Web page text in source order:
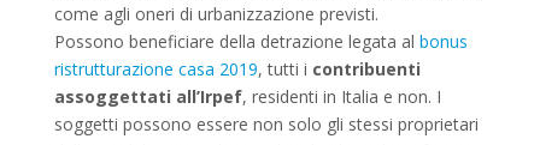
come agli oneri di urbanizzazione previsti.
Possono beneficiare della detrazione legata al bonus
ristrutturazione casa 2019, tutti i contribuenti
assoggettati all’Irpef, residenti in Italia e non. I
soggetti possono essere non solo gli stessi proprietari